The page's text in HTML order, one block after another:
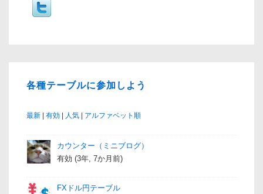
各種テーブルに参加しよう
最新 | 有効 | 人気 | アルファベット順
カウンター（ミニブログ）
有効 (3年, 7か月前)
FXドル円テーブル